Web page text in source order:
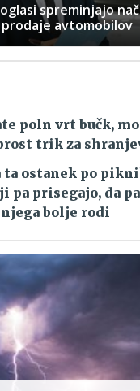
spreminjajo
prodaje avtomobilov
poln vrt bučk,
trik za
ta ostanek po
pa prisegajo, da
bolje rodi